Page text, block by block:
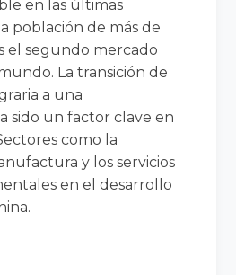
en las últimas
población de más de
el segundo mercado
La transición de
a una
sido un factor clave en
como la
y los servicios
en el desarrollo